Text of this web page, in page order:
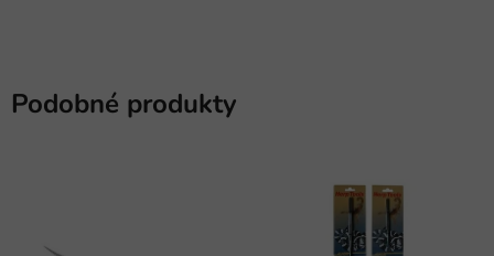
Podobné produkty